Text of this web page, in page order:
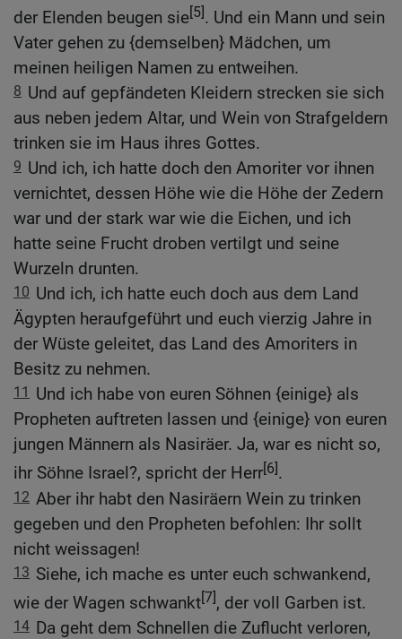
der Elenden beugen sie[5]. Und ein Mann und sein
Vater gehen zu {demselben} Mädchen, um
meinen heiligen Namen zu entweihen.
8 Und auf gepfändeten Kleidern strecken sie sich
aus neben jedem Altar, und Wein von Strafgeldern
trinken sie im Haus ihres Gottes.
9 Und ich, ich hatte doch den Amoriter vor ihnen
vernichtet, dessen Höhe wie die Höhe der Zedern
war und der stark war wie die Eichen, und ich
hatte seine Frucht droben vertilgt und seine
Wurzeln drunten.
10 Und ich, ich hatte euch doch aus dem Land
Ägypten heraufgeführt und euch vierzig Jahre in
der Wüste geleitet, das Land des Amoriters in
Besitz zu nehmen.
11 Und ich habe von euren Söhnen {einige} als
Propheten auftreten lassen und {einige} von euren
jungen Männern als Nasiräer. Ja, war es nicht so,
ihr Söhne Israel?, spricht der Herr[6].
12 Aber ihr habt den Nasiräern Wein zu trinken
gegeben und den Propheten befohlen: Ihr sollt
nicht weissagen!
13 Siehe, ich mache es unter euch schwankend,
wie der Wagen schwankt[7], der voll Garben ist.
14 Da geht dem Schnellen die Zuflucht verloren,